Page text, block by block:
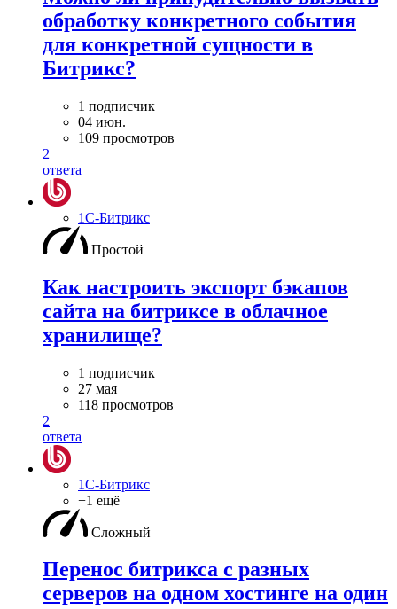
обработку конкретного события
для конкретной сущности в
Битрикс?
1 подписчик
04 июн.
109 просмотров
2
ответа
1С-Битрикс
Простой
Как настроить экспорт бэкапов
сайта на битриксе в облачное
хранилище?
1 подписчик
27 мая
118 просмотров
2
ответа
1С-Битрикс
+1 ещё
Сложный
Перенос битрикса с разных
серверов на одном хостинге на один